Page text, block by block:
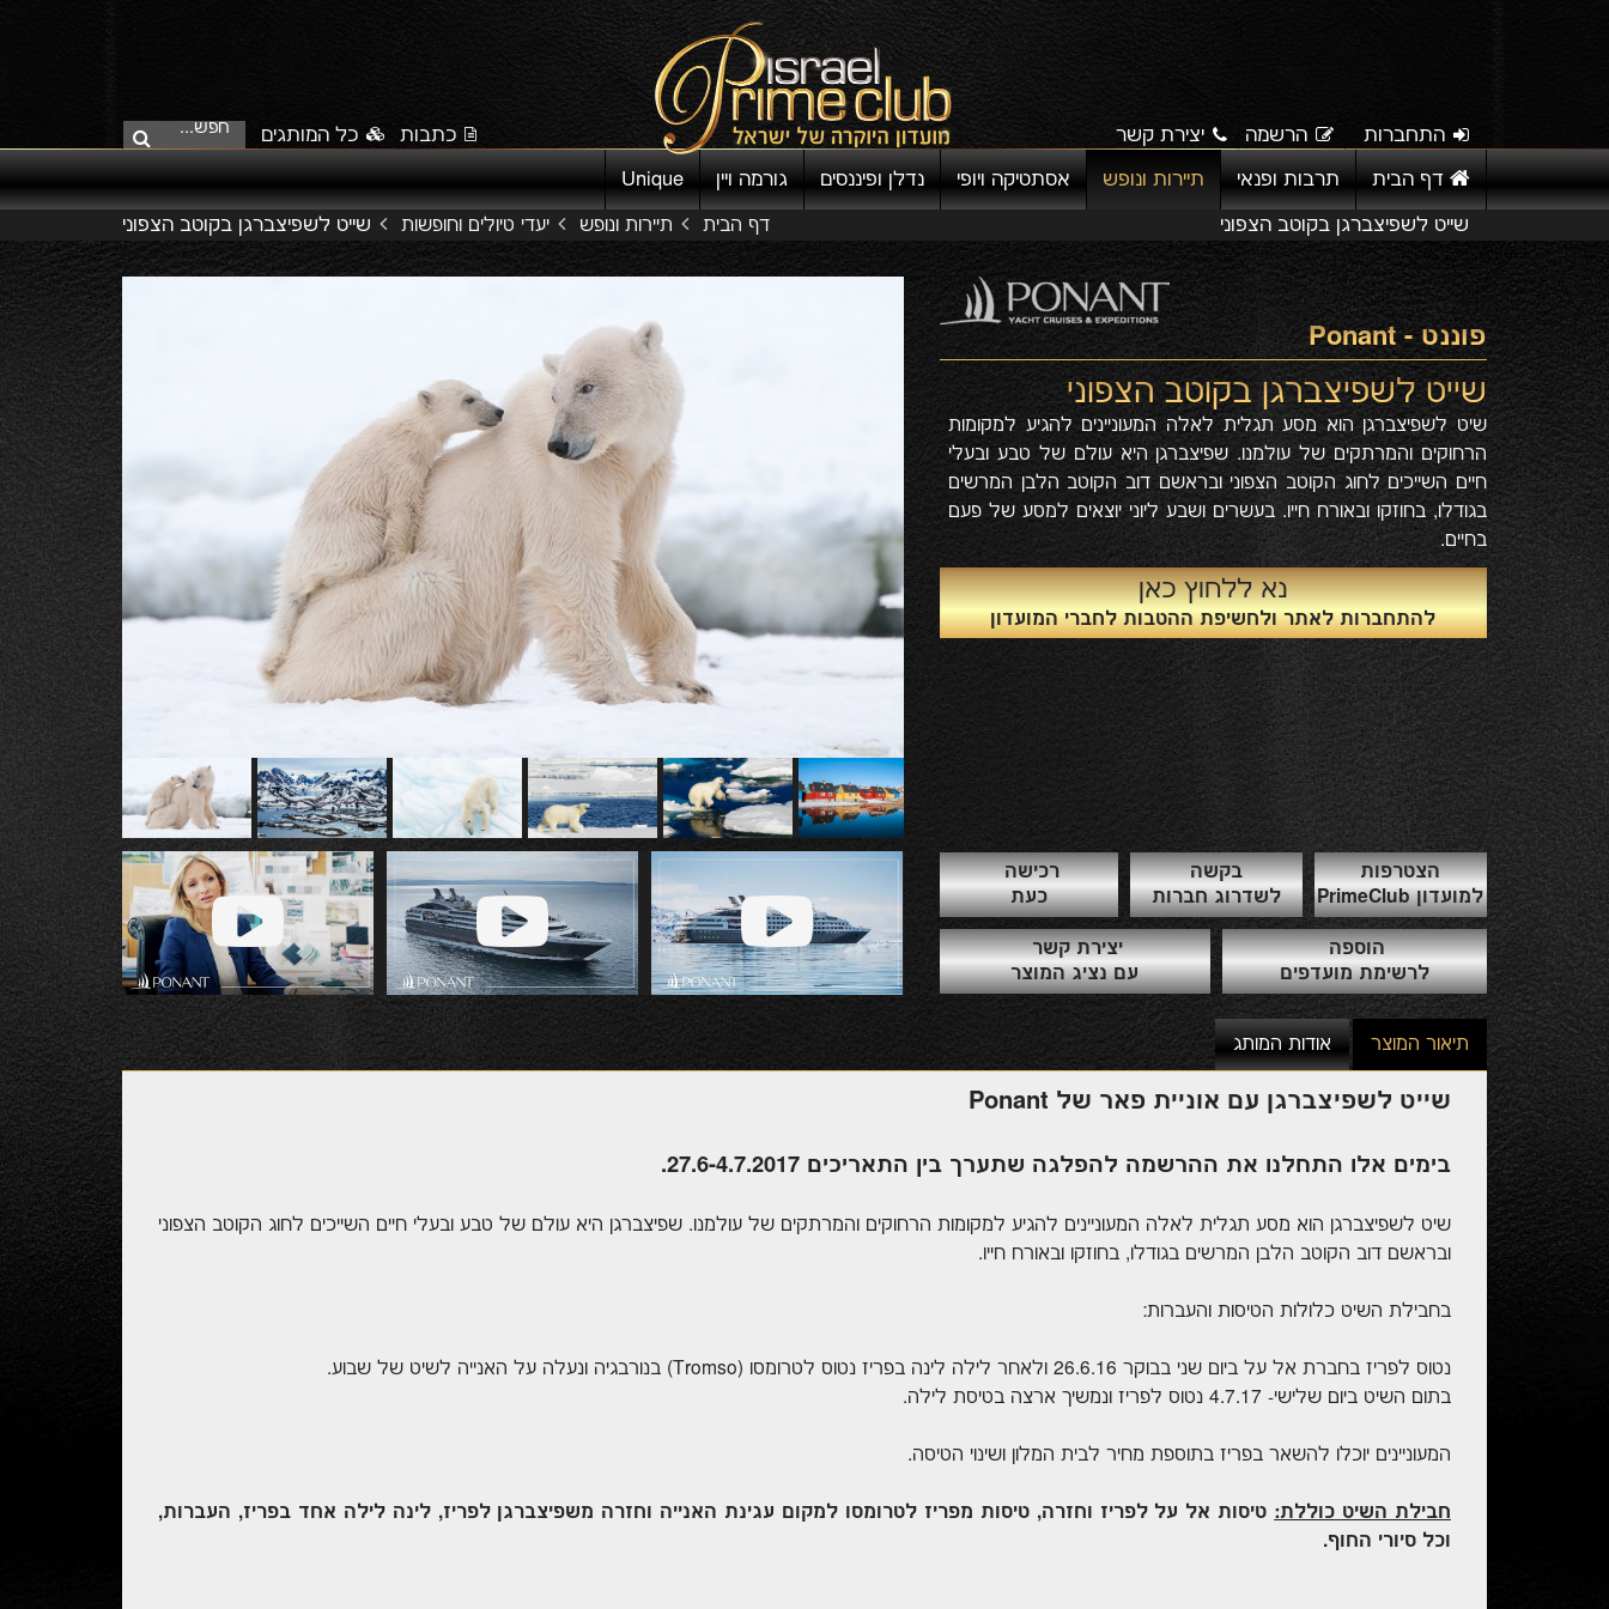
התחברות הרשמה יצירת קשר כתבות כל המותגים חפש...
דף הבית תרבות ופנאי תיירות ונופש אסתטיקה ויופי נדלן ופיננסים גורמה ויין
Unique
שייט לשפיצברגן בקוטב הצפוני
דף הבית תיירות ונופש יעדי טיולים וחופשות שייט לשפיצברגן בקוטב הצפוני
פוננט - Ponant
שייט לשפיצברגן בקוטב הצפוני
שיט לשפיצברגן הוא מסע תגלית לאלה המעוניינים להגיע למקומות
הרחוקים והמרתקים של עולמנו. שפיצברגן היא עולם של טבע ובעלי
חיים השייכים לחוג הקוטב הצפוני ובראשם דוב הקוטב הלבן המרשים
בגודלו, בחוזקו ובאורח חייו. בעשרים ושבע ליוני יוצאים למסע של פעם
בחיים.
נא ללחוץ כאן
להתחברות לאתר ולחשיפת ההטבות לחברי המועדון
הצטרפות
למועדון PrimeClub
בקשה
לשדרוג חברות
רכישה
כעת
הוספה
לרשימת מועדפים
יצירת קשר
עם נציג המוצר
תיאור המוצר אודות המותג
שייט לשפיצברגן עם אוניית פאר של Ponant
בימים אלו התחלנו את ההרשמה להפלגה שתערך בין התאריכים 27.6-4.7.2017.
שיט לשפיצברגן הוא מסע תגלית לאלה המעוניינים להגיע למקומות הרחוקים והמרתקים של עולמנו. שפיצברגן היא עולם של טבע ובעלי חיים השייכים לחוג הקוטב הצפוני
ובראשם דוב הקוטב הלבן המרשים בגודלו, בחוזקו ובאורח חייו.
בחבילת השיט כלולות הטיסות והעברות:
נטוס לפריז בחברת אל על ביום שני בבוקר 26.6.16 ולאחר לילה לינה בפריז נטוס לטרומסו ( Tromso
) בנורבגיה ונעלה על האנייה לשיט של שבוע.
בתום השיט ביום שלישי- 4.7.17 נטוס לפריז ונמשיך ארצה בטיסת לילה.
המעוניינים יוכלו להשאר בפריז בתוספת מחיר לבית המלון ושינוי הטיסה.
חבילת השיט כוללת: טיסות אל על לפריז וחזרה, טיסות מפריז לטרומסו למקום עגינת האנייה וחזרה משפיצברגן לפריז, לינה לילה אחד בפריז, העברות,
וכל סיורי החוף.